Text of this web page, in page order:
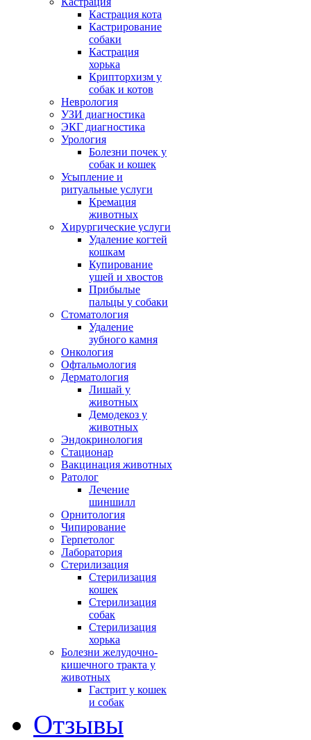
Кастрация кота
Кастрирование
собаки
Кастрация
хорька
Крипторхизм у
собак и котов
Неврология
УЗИ диагностика
ЭКГ диагностика
Урология
Болезни почек у
собак и кошек
Усыпление и
ритуальные услуги
Кремация
животных
Хирургические услуги
Удаление когтей
кошкам
Купирование
ушей и хвостов
Прибылые
пальцы у собаки
Стоматология
Удаление
зубного камня
Онкология
Офтальмология
Дерматология
Лишай у
животных
Демодекоз у
животных
Эндокринология
Стационар
Вакцинация животных
Ратолог
Лечение
шиншилл
Орнитология
Чипирование
Герпетолог
Лаборатория
Стерилизация
Стерилизация
кошек
Стерилизация
собак
Стерилизация
хорька
Болезни желудочно-
кишечного тракта у
животных
Гастрит у кошек
и собак
Отзывы